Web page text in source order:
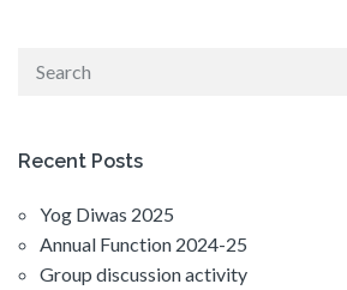
Recent Posts
Yog Diwas 2025
Annual Function 2024-25
Group discussion activity